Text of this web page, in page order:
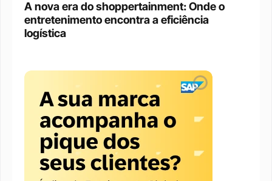
A nova era do shoppertainment: Onde o
entretenimento encontra a eficiência
logística